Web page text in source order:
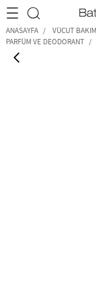
•2200₺ ve
ANASAYFA VÜCUT
PARFÜM VE DEODORANT